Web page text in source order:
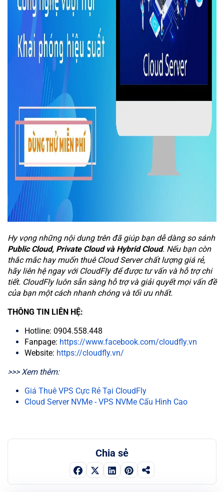
Hy vọng những nội dung trên đã giúp bạn dễ dàng so sánh
Public Cloud, Private Cloud và Hybrid Cloud. Nếu bạn còn
thắc mắc hay muốn thuê Cloud Server chất lượng giá rẻ,
hãy liên hệ ngay với CloudFly để được tư vấn và hỗ trợ chi
tiết. CloudFly luôn sẵn sàng hỗ trợ và giải quyết mọi vấn đề
của bạn một cách nhanh chóng và tối ưu nhất.
THÔNG TIN LIÊN HỆ:
Hotline: 0904.558.448
Fanpage: https://www.facebook.com/cloudfly.vn
Website: https://cloudfly.vn/
>>> Xem thêm:
Giá Thuê VPS Cực Rẻ Tại CloudFly
Cloud Server NVMe - VPS NVMe Cấu Hình Cao
Chia sẻ